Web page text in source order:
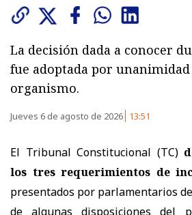
La decisión dada a conocer
fue adoptada por
organismo.
Jueves 6 de agosto de 2026 13:51
El Tribunal Constitucional (TC)
los tres requerimientos de
presentados por parlamentarios
de algunas disposiciones del